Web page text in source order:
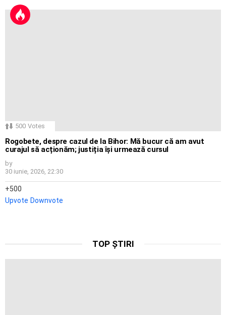
500 Votes
Rogobete, despre cazul de la Bihor: Mă bucur că am avut
curajul să acționăm; justiția își urmează cursul
by
30 iunie, 2026, 22:30
500
Upvote Downvote
TOP ȘTIRI